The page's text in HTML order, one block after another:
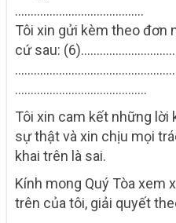
…………………………………..
Tôi xin gửi kèm theo đơn
cứ sau:
……………………………………
Tôi xin cam kết những lời
sự thật và xin chịu mọi
khai trên là sai.
Kính mong Quý Tòa xem
trên của tôi, giải quyết